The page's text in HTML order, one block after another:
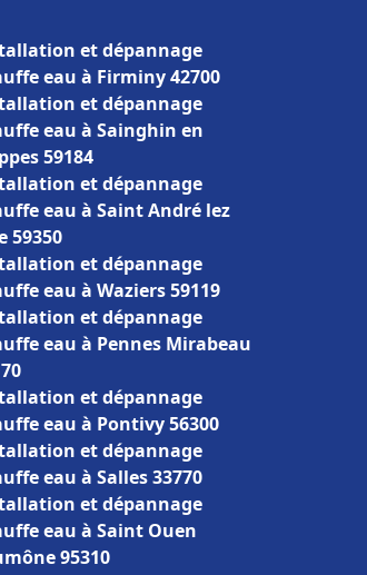
et dépannage
eau à Firminy 42700
et dépannage
eau à Sainghin en
59184
et dépannage
eau à Saint André lez
59350
et dépannage
eau à Waziers 59119
et dépannage
eau à Pennes Mirabeau
et dépannage
eau à Pontivy 56300
et dépannage
eau à Salles 33770
et dépannage
eau à Saint Ouen
95310